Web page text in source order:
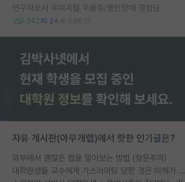
연구자로서 우여곡절 우울증/불안장애 경험담
342 24 69610
자유 게시판(아무개랩)에서 핫한 인기글은?
외부에서 괜찮은 랩을 알아보는 방법 (장문주의)
대학원생들 교수에게 가스라이팅 당한 것은 이해가 갑니다. 안타깝네요.